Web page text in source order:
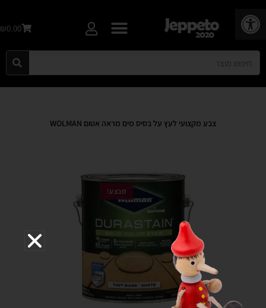
פתח סרגל נגישות
₪0.00
צבע מקצועי לעץ על בסיס מים מראה אטום WOLMAN
מבצע!